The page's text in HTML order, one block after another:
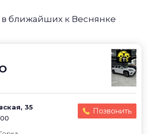
ближайших к Веснянке
35
Позвонить